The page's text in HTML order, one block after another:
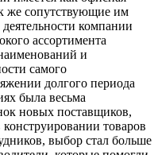
же сопутствующие им
компании
ассортимента
и
самого
долгого периода
была весьма
новых поставщиков,
товаров
выбор стал больше